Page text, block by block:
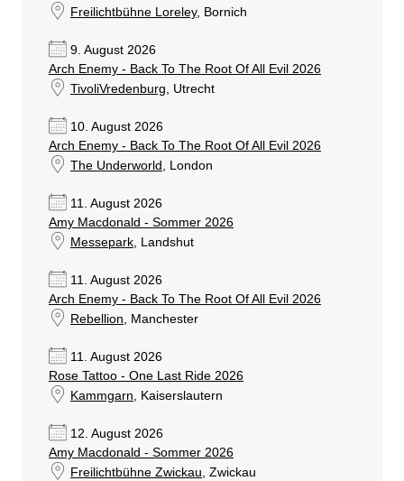
Freilichtbühne Loreley, Bornich
9. August 2026
Arch Enemy - Back To The Root Of All Evil 2026
TivoliVredenburg , Utrecht
10. August 2026
Arch Enemy - Back To The Root Of All Evil 2026
The Underworld , London
11. August 2026
Amy Macdonald - Sommer 2026
Messepark, Landshut
11. August 2026
Arch Enemy - Back To The Root Of All Evil 2026
Rebellion , Manchester
11. August 2026
Rose Tattoo - One Last Ride 2026
Kammgarn , Kaiserslautern
12. August 2026
Amy Macdonald - Sommer 2026
Freilichtbühne Zwickau , Zwickau